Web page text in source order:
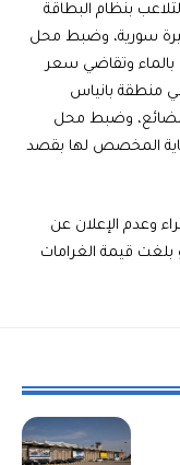
التلاعب بنظام البطاقة
خارجها وبلغت قيمة التغريم 3166250ليرة سورية، وضبط محل
وتقاضي سعر
منطقة بانياس
وضبط محل
المخصص لها بقصد
وعدم الإعلان عن
بلغت قيمة الغرامات